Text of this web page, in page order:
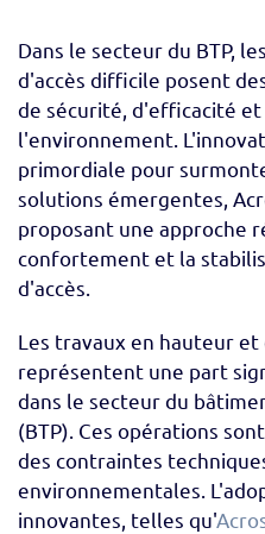
Dans le secteur du BTP,
d'accès difficile posent
de sécurité, d'efficacité
l'environnement.
primordiale pour
solutions émergentes,
proposant une approche
confortement et la
d'accès.
Les travaux en hauteur
représentent une part
dans le secteur du
(BTP). Ces opérations
des contraintes
environnementales.
innovantes, telles qu'